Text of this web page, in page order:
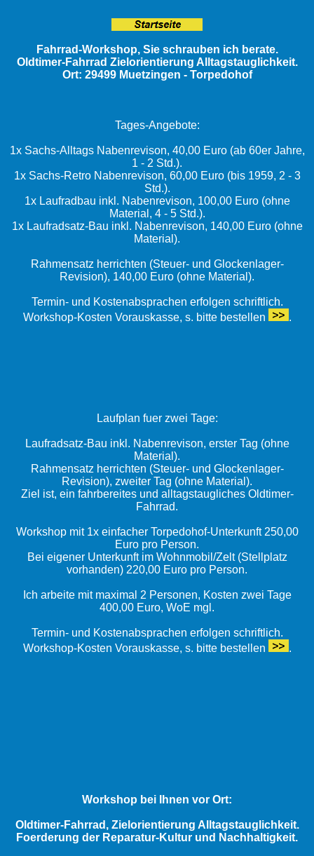
Fahrrad-Workshop, Sie schrauben ich berate.
Oldtimer-Fahrrad Zielorientierung Alltagstauglichkeit.
Ort: 29499 Muetzingen - Torpedohof
Tages-Angebote:
1x Sachs-Alltags Nabenrevison, 40,00 Euro (ab 60er Jahre,
1 - 2 Std.).
1x Sachs-Retro Nabenrevison, 60,00 Euro (bis 1959, 2 - 3
Std.).
1x Laufradbau inkl. Nabenrevison, 100,00 Euro (ohne
Material, 4 - 5 Std.).
1x Laufradsatz-Bau inkl. Nabenrevison, 140,00 Euro (ohne
Material).
Rahmensatz herrichten (Steuer- und Glockenlager-
Revision), 140,00 Euro (ohne Material).
Termin- und Kostenabsprachen erfolgen schriftlich.
Workshop-Kosten Vorauskasse, s. bitte bestellen
.
Laufplan fuer zwei Tage:
Laufradsatz-Bau inkl. Nabenrevison, erster Tag (ohne
Material).
Rahmensatz herrichten (Steuer- und Glockenlager-
Revision), zweiter Tag (ohne Material).
Ziel ist, ein fahrbereites und alltagstaugliches Oldtimer-
Fahrrad.
Workshop mit 1x einfacher Torpedohof-Unterkunft 250,00
Euro pro Person.
Bei eigener Unterkunft im Wohnmobil/Zelt (Stellplatz
vorhanden) 220,00 Euro pro Person.
Ich arbeite mit maximal 2 Personen, Kosten zwei Tage
400,00 Euro, WoE mgl.
Termin- und Kostenabsprachen erfolgen schriftlich.
Workshop-Kosten Vorauskasse, s. bitte bestellen
.
Workshop bei Ihnen vor Ort:
Oldtimer-Fahrrad, Zielorientierung Alltagstauglichkeit.
Foerderung der Reparatur-Kultur und Nachhaltigkeit.